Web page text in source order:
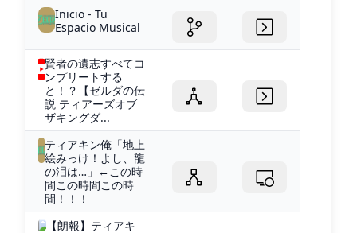
Inicio - Tu
Espacio Musical
賢者の遺志すべてコ
ンプリートする
と！？【ゼルダの伝
説 ティアーズオブ
ザキングダ...
ティアキン俺「地上
絵みっけ！よし、龍
の泪は…」←この時
間この時間この時
間！！！
【朗報】ティアキ